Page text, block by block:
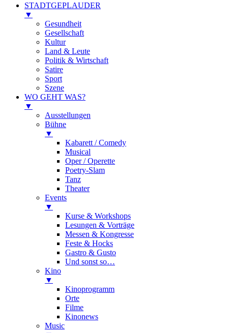
STADTGEPLAUDER
▼
Gesundheit
Gesellschaft
Kultur
Land & Leute
Politik & Wirtschaft
Satire
Sport
Szene
WO GEHT WAS?
▼
Ausstellungen
Bühne
▼
Kabarett / Comedy
Musical
Oper / Operette
Poetry-Slam
Tanz
Theater
Events
▼
Kurse & Workshops
Lesungen & Vorträge
Messen & Kongresse
Feste & Hocks
Gastro & Gusto
Und sonst so…
Kino
▼
Kinoprogramm
Orte
Filme
Kinonews
Music